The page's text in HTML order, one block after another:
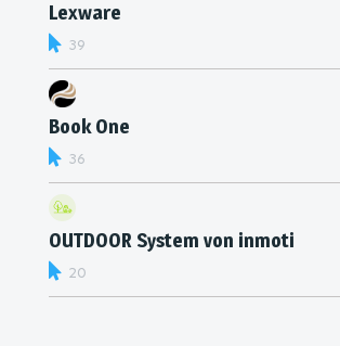
Lexware
39
Book One
36
OUTDOOR System von inmoti
20